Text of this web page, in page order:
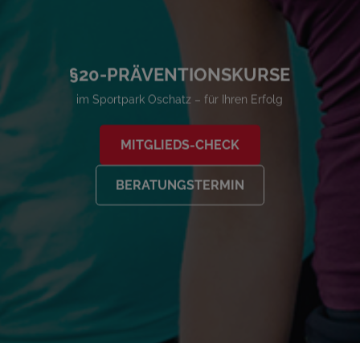
§20-PRÄVENTIONSKURSE
im Sportpark Oschatz – für Ihren Erfolg
MITGLIEDS-CHECK
BERATUNGSTERMIN